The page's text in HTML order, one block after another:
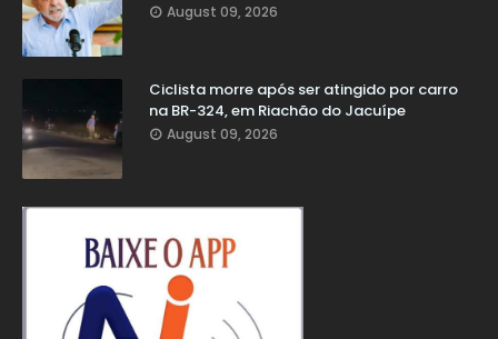
August 09, 2026
Ciclista morre após ser atingido por carro
na BR-324, em Riachão do Jacuípe
August 09, 2026